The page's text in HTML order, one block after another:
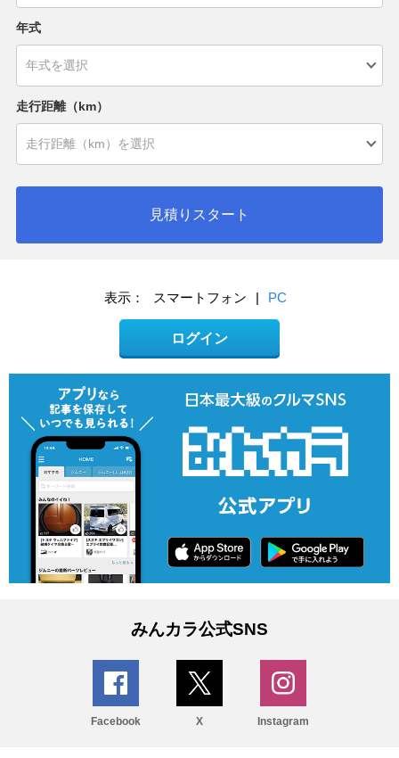
年式
走行距離（km）
見積りスタート
表示： スマートフォン | PC
ログイン
みんカラ公式SNS
Facebook X Instagram